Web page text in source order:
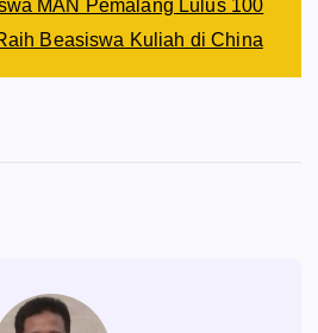
MAN Pemalang Lulus 100
Beasiswa Kuliah di China